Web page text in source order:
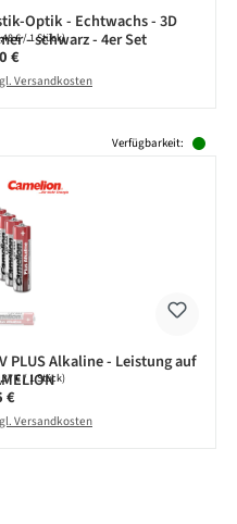
Optik - Echtwachs - 3D
- schwarz - 4er Set
€ / 1 Stück)
Preis:
€
Versandkosten
Verfügbarkeit:
PLUS Alkaline - Leistung auf
€ / 1 Stück)
Preis:
€
Versandkosten